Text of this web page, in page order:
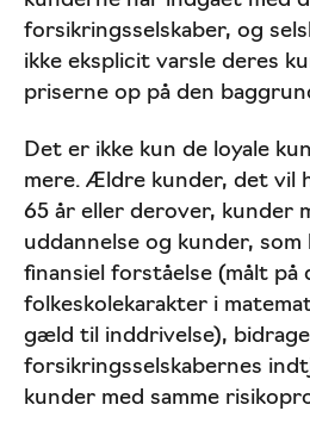
forsikringsselskaber, og
ikke eksplicit varsle deres
priserne op på den
Det er ikke kun de loyale
mere. Ældre kunder, det vil
65 år eller derover, kunder
uddannelse og kunder,
finansiel forståelse (målt på
folkeskolekarakter i
gæld til inddrivelse),
forsikringsselskabernes
kunder med samme